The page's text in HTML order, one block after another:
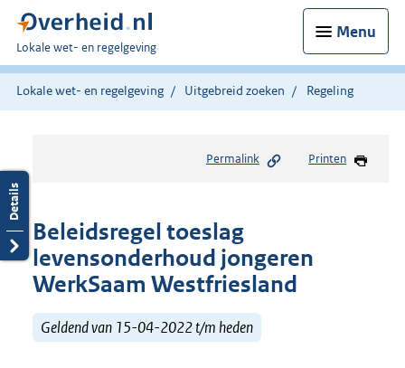
Menu
U
bent
hier:
Lokale wet- en regelgeving
Lokale wet- en regelgeving Uitgebreid zoeken Regeling
Permalink Printen
Beleidsregel toeslag
levensonderhoud jongeren
WerkSaam Westfriesland
Geldend van 15-04-2022 t/m heden